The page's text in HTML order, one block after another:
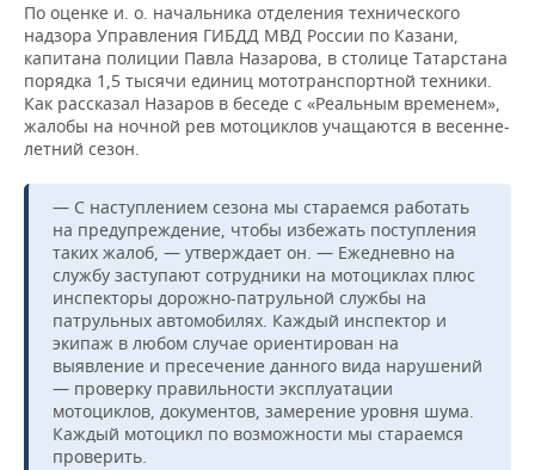
По оценке и. о. начальника отделения технического
надзора Управления ГИБДД МВД России по Казани,
капитана полиции Павла Назарова, в столице Татарстана
порядка 1,5 тысячи единиц мототранспортной техники.
Как рассказал Назаров в беседе с «Реальным временем»,
жалобы на ночной рев мотоциклов учащаются в весенне-
летний сезон.
— С наступлением сезона мы стараемся работать
на предупреждение, чтобы избежать поступления
таких жалоб, — утверждает он. — Ежедневно на
службу заступают сотрудники на мотоциклах плюс
инспекторы дорожно-патрульной службы на
патрульных автомобилях. Каждый инспектор и
экипаж в любом случае ориентирован на
выявление и пресечение данного вида нарушений
— проверку правильности эксплуатации
мотоциклов, документов, замерение уровня шума.
Каждый мотоцикл по возможности мы стараемся
проверить.